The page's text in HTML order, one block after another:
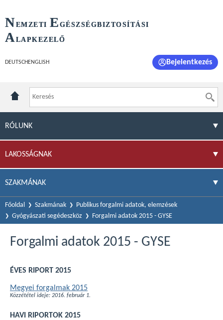
NEMZETI E GÉSZSÉGBIZTOSÍTÁSI
ALAPKEZELŐ
DEUTSCH ENGLISH Bejelentkezés
RÓLUNK
LAKOSSÁGNAK
SZAKMÁNAK
Főoldal Szakmának
Publikus forgalmi adatok, elemzések
Gyógyászati segédeszköz
Forgalmi adatok 2015 - GYSE
Forgalmi adatok 2015 - GYSE
ÉVES RIPORT 2015
Megyei forgalmak 2015
Közzététel ideje: 2016. február 1.
HAVI RIPORTOK 2015